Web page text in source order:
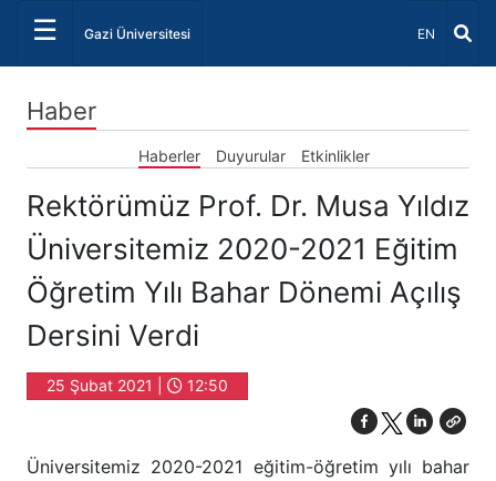
☰ Gazi Üniversitesi Dil Seçiniz
EN
Haber
Haberler Duyurular Etkinlikler
Rektörümüz Prof. Dr. Musa Yıldız
Üniversitemiz 2020-2021 Eğitim
Öğretim Yılı Bahar Dönemi Açılış
Dersini Verdi
25 Şubat 2021 | 12:50
Üniversitemiz 2020-2021 eğitim-öğretim yılı bahar